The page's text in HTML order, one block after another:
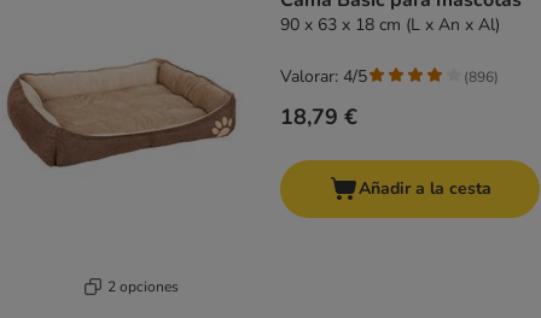
2 opciones
90 x 63 x 18 cm (L x An x Al)
18,79 €
Valorar: 4/5 (896)
Añadir a la cesta